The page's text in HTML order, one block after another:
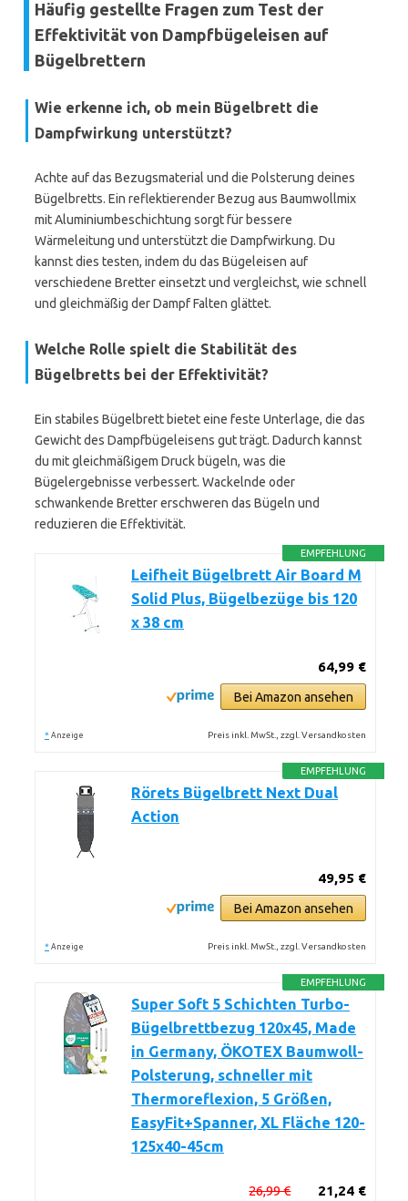
Häufig gestellte Fragen zum Test der
Effektivität von Dampfbügeleisen auf
Bügelbrettern
Wie erkenne ich, ob mein Bügelbrett die
Dampfwirkung unterstützt?
Achte auf das Bezugsmaterial und die Polsterung deines
Bügelbretts. Ein reflektierender Bezug aus Baumwollmix
mit Aluminiumbeschichtung sorgt für bessere
Wärmeleitung und unterstützt die Dampfwirkung. Du
kannst dies testen, indem du das Bügeleisen auf
verschiedene Bretter einsetzt und vergleichst, wie schnell
und gleichmäßig der Dampf Falten glättet.
Welche Rolle spielt die Stabilität des
Bügelbretts bei der Effektivität?
Ein stabiles Bügelbrett bietet eine feste Unterlage, die das
Gewicht des Dampfbügeleisens gut trägt. Dadurch kannst
du mit gleichmäßigem Druck bügeln, was die
Bügelergebnisse verbessert. Wackelnde oder
schwankende Bretter erschweren das Bügeln und
reduzieren die Effektivität.
EMPFEHLUNG
Leifheit Bügelbrett Air Board M
Solid Plus, Bügelbezüge bis 120
x 38 cm
64,99 €
Bei Amazon ansehen
* Anzeige Preis inkl. MwSt., zzgl. Versandkosten
EMPFEHLUNG
Rörets Bügelbrett Next Dual
Action
49,95 €
Bei Amazon ansehen
* Anzeige Preis inkl. MwSt., zzgl. Versandkosten
EMPFEHLUNG
Super Soft 5 Schichten Turbo-
Bügelbrettbezug 120x45, Made
in Germany, ÖKOTEX Baumwoll-
Polsterung, schneller mit
Thermoreflexion, 5 Größen,
EasyFit+Spanner, XL Fläche 120-
125x40-45cm
21,24 €
26,99 €